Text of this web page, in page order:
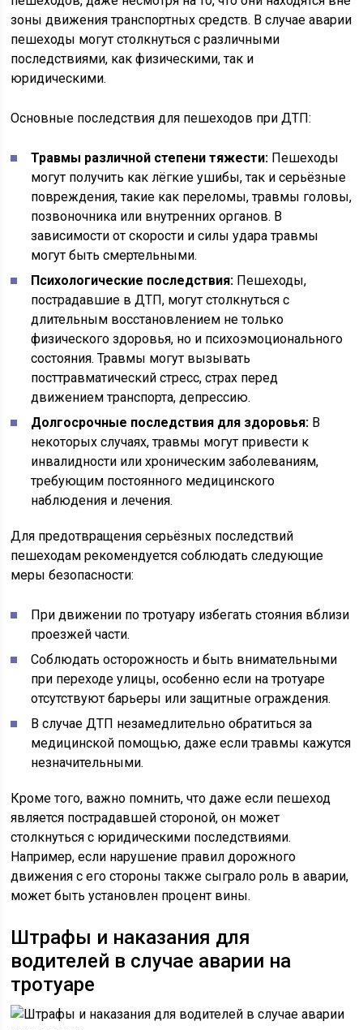
зоны движения транспортных средств. В случае аварии
пешеходы могут столкнуться с различными
последствиями, как физическими, так и
юридическими.
Основные последствия для пешеходов при ДТП:
Травмы различной степени тяжести: Пешеходы
могут получить как лёгкие ушибы, так и серьёзные
повреждения, такие как переломы, травмы головы,
позвоночника или внутренних органов. В
зависимости от скорости и силы удара травмы
могут быть смертельными.
Психологические последствия: Пешеходы,
пострадавшие в ДТП, могут столкнуться с
длительным восстановлением не только
физического здоровья, но и психоэмоционального
состояния. Травмы могут вызывать
посттравматический стресс, страх перед
движением транспорта, депрессию.
Долгосрочные последствия для здоровья: В
некоторых случаях, травмы могут привести к
инвалидности или хроническим заболеваниям,
требующим постоянного медицинского
наблюдения и лечения.
Для предотвращения серьёзных последствий
пешеходам рекомендуется соблюдать следующие
меры безопасности:
При движении по тротуару избегать стояния вблизи
проезжей части.
Соблюдать осторожность и быть внимательными
при переходе улицы, особенно если на тротуаре
отсутствуют барьеры или защитные ограждения.
В случае ДТП незамедлительно обратиться за
медицинской помощью, даже если травмы кажутся
незначительными.
Кроме того, важно помнить, что даже если пешеход
является пострадавшей стороной, он может
столкнуться с юридическими последствиями.
Например, если нарушение правил дорожного
движения с его стороны также сыграло роль в аварии,
может быть установлен процент вины.
Штрафы и наказания для
водителей в случае аварии на
тротуаре